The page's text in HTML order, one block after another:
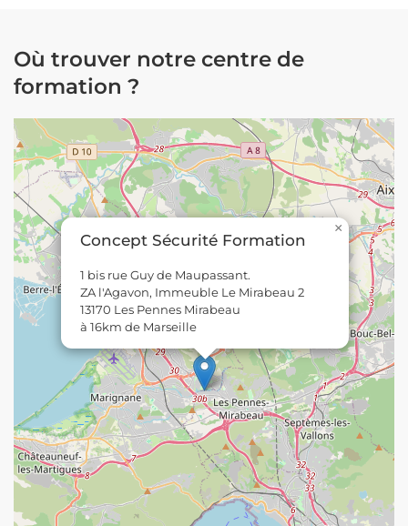
Où trouver notre centre de
formation ?
Concept Sécurité Formation
1 bis rue Guy de Maupassant.
ZA l'Agavon, Immeuble Le Mirabeau 2
13170 Les Pennes Mirabeau
à 16km de Marseille
×